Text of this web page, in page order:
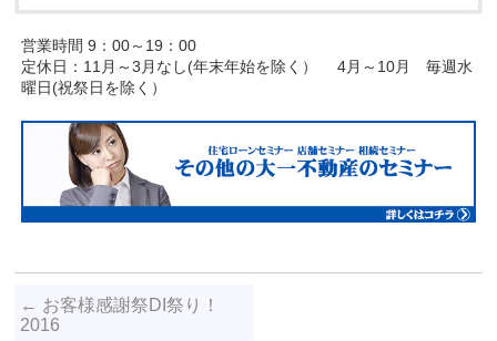
営業時間 9：00～19：00
定休日：11月～3月なし(年末年始を除く） 4月～10月 毎週水
曜日(祝祭日を除く）
← お客様感謝祭DI祭り！
2016